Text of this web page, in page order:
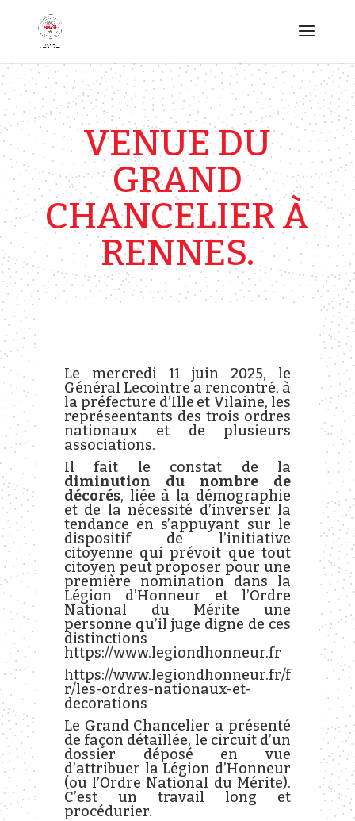
VENUE DU
GRAND
CHANCELIER À
RENNES.
Le mercredi 11 juin 2025, le
Général Lecointre a rencontré, à
la préfecture d’Ille et Vilaine, les
représeentants des trois ordres
nationaux et de plusieurs
associations.
Il fait le constat de la
diminution du nombre de
décorés, liée à la démographie
et de la nécessité d’inverser la
tendance en s’appuyant sur le
dispositif de l’initiative
citoyenne qui prévoit que tout
citoyen peut proposer pour une
première nomination dans la
Légion d’Honneur et l’Ordre
National du Mérite une
personne qu’il juge digne de ces
distinctions
https://www.legiondhonneur.fr
https://www.legiondhonneur.fr/f
r/les-ordres-nationaux-et-
decorations
Le Grand Chancelier a présenté
de façon détaillée, le circuit d’un
dossier déposé en vue
d’attribuer la Légion d’Honneur
(ou l’Ordre National du Mérite).
C’est un travail long et
procédurier.